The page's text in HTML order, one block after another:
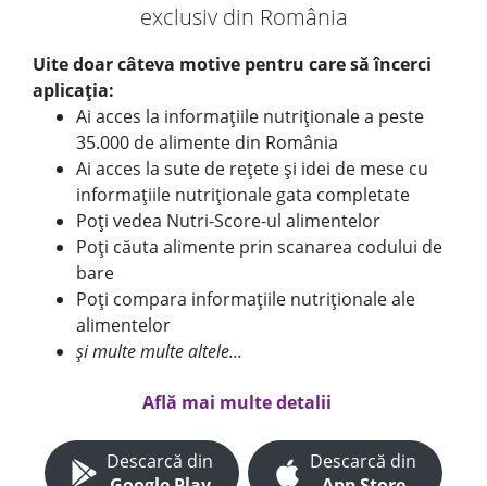
exclusiv din România
Uite doar câteva motive pentru care să încerci
aplicația:
Ai acces la informațiile nutriționale a peste
35.000 de alimente din România
Ai acces la sute de rețete și idei de mese cu
informațiile nutriționale gata completate
Poți vedea Nutri-Score-ul alimentelor
Poți căuta alimente prin scanarea codului de
bare
Poți compara informațiile nutriționale ale
alimentelor
și multe multe altele...
Află mai multe detalii
Descarcă din
Descarcă din